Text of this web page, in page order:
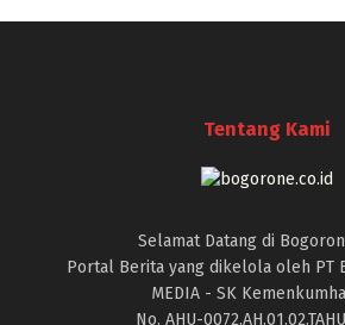
Tentang Kami
Selamat Datang di
Portal Berita yang dikelola oleh PT
MEDIA - SK
No. AHU-